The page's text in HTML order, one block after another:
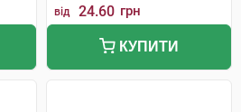
від 24.60 грн
КУПИТИ